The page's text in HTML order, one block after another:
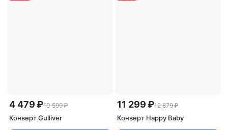
4 479 ₽10 599 ₽
Конверт Gulliver
11 299 ₽12 879 ₽
Конверт Happy Baby